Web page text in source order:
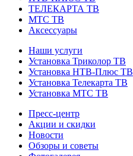
ТЕЛЕКАРТА ТВ
МТС ТВ
Аксессуары
Наши услуги
Установка Триколор ТВ
Установка НТВ-Плюс ТВ
Установка Телекарта ТВ
Установка МТС ТВ
Пресс-центр
Акции и скидки
Новости
Обзоры и советы